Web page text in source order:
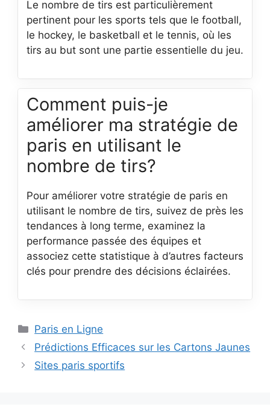
Le nombre de tirs est particulièrement
pertinent pour les sports tels que le football,
le hockey, le basketball et le tennis, où les
tirs au but sont une partie essentielle du jeu.
Comment puis-je
améliorer ma stratégie de
paris en utilisant le
nombre de tirs?
Pour améliorer votre stratégie de paris en
utilisant le nombre de tirs, suivez de près les
tendances à long terme, examinez la
performance passée des équipes et
associez cette statistique à d’autres facteurs
clés pour prendre des décisions éclairées.
Catégories
Paris en Ligne
Prédictions Efficaces sur les Cartons Jaunes
Sites paris sportifs